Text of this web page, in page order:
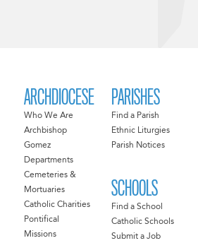
ARCHDIOCESE
Who We Are
Archbishop
Gomez
Departments
Cemeteries &
Mortuaries
Catholic Charities
Pontifical
Missions
PARISHES
Find a Parish
Ethnic Liturgies
Parish Notices
SCHOOLS
Find a School
Catholic Schools
Submit a Job